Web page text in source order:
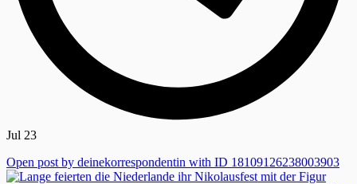
Jul 23
Open post by deinekorrespondentin with ID 18109126238003903